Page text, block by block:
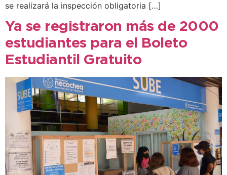
se realizará la inspección obligatoria […]
Ya se registraron más de 2000
estudiantes para el Boleto
Estudiantil Gratuito